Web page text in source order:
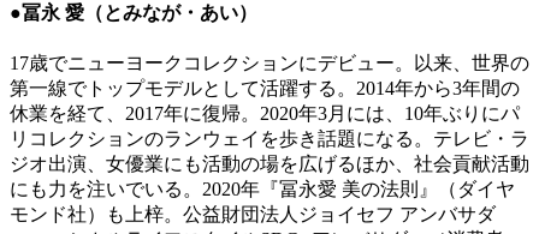
●冨永 愛（とみなが・あい）
17歳でニューヨークコレクションにデビュー。以来、世界の
第一線でトップモデルとして活躍する。2014年から3年間の
休業を経て、2017年に復帰。2020年3月には、10年ぶりにパ
リコレクションのランウェイを歩き話題になる。テレビ・ラ
ジオ出演、女優業にも活動の場を広げるほか、社会貢献活動
にも力を注いでいる。2020年『冨永愛 美の法則』（ダイヤ
モンド社）も上梓。公益財団法人ジョイセフ アンバサダ